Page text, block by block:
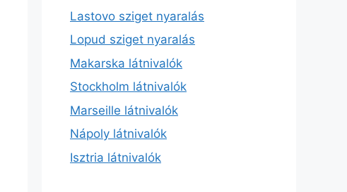
Lastovo sziget nyaralás
Lopud sziget nyaralás
Makarska látnivalók
Stockholm látnivalók
Marseille látnivalók
Nápoly látnivalók
Isztria látnivalók